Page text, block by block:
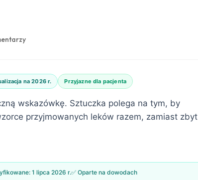
na 2026 r. Przyjazne dla pacjenta
wskazówkę. Sztuczka polega na tym, by
przyjmowanych leków razem, zamiast zbyt
1 lipca 2026 r.✅ Oparte na dowodach